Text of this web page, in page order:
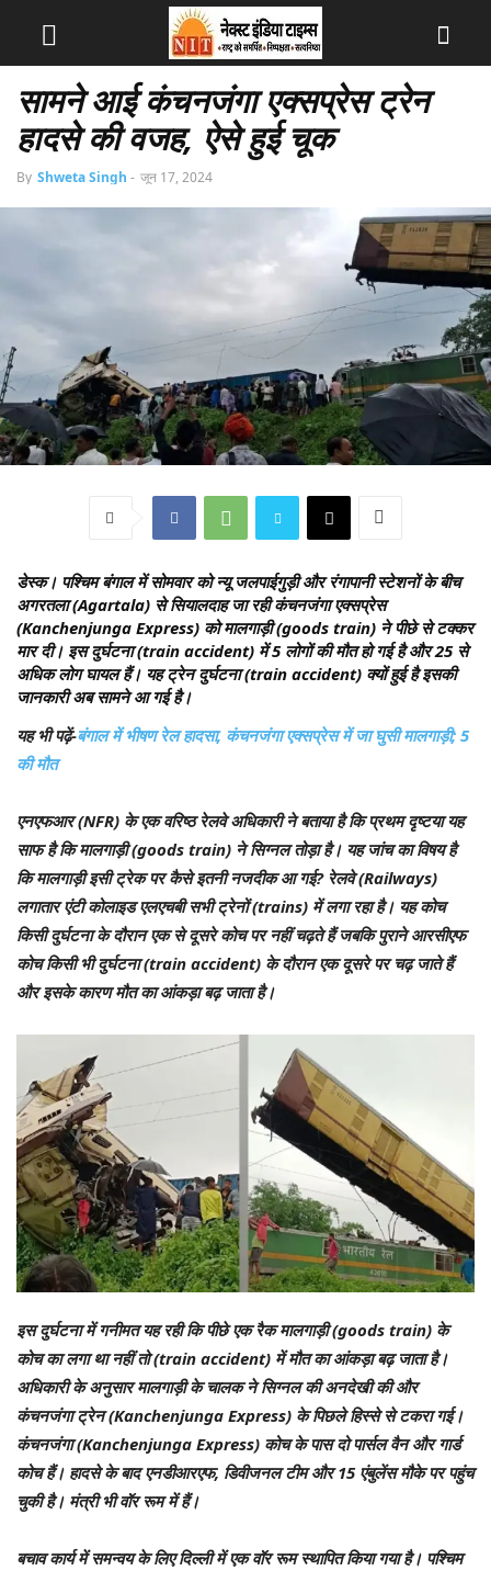
सामने आई कंचनजंगा एक्सप्रेस ट्रेन
हादसे की वजह, ऐसे हुई चूक
By Shweta Singh - जून 17, 2024
डेस्क। पश्चिम बंगाल में सोमवार को न्यू जलपाईगुड़ी और रंगापानी स्टेशनों के बीच
अगरतला (Agartala) से सियालदाह जा रही कंचनजंगा एक्सप्रेस
(Kanchenjunga Express) को मालगाड़ी (goods train) ने पीछे से टक्कर
मार दी। इस दुर्घटना (train accident) में 5 लोगों की मौत हो गई है और 25 से
अधिक लोग घायल हैं। यह ट्रेन दुर्घटना (train accident) क्यों हुई है इसकी
जानकारी अब सामने आ गई है।
यह भी पढ़ें-बंगाल में भीषण रेल हादसा, कंचनजंगा एक्सप्रेस में जा घुसी मालगाड़ी; 5
की मौत
एनएफआर (NFR) के एक वरिष्ठ रेलवे अधिकारी ने बताया है कि प्रथम दृष्टया यह
साफ है कि मालगाड़ी (goods train) ने सिग्नल तोड़ा है। यह जांच का विषय है
कि मालगाड़ी इसी ट्रेक पर कैसे इतनी नजदीक आ गई? रेलवे (Railways)
लगातार एंटी कोलाइड एलएचबी सभी ट्रेनों (trains) में लगा रहा है। यह कोच
किसी दुर्घटना के दौरान एक से दूसरे कोच पर नहीं चढ़ते हैं ज​बकि पुराने आरसीएफ
कोच किसी भी दुर्घटना (train accident) के दौरान एक दूसरे पर चढ़ जाते हैं
और इसके कारण मौत का आंकड़ा बढ़ जाता है।
इस दुर्घटना में गनीमत यह रही कि पीछे एक रैक मालगाड़ी (goods train) के
कोच का लगा था नहीं तो (train accident) में मौत का आंकड़ा बढ़ जाता है।
अधिकारी के अनुसार मालगाड़ी के चालक ने सिग्नल की अनदेखी की और
कंचनजंगा ट्रेन (Kanchenjunga Express) के पिछले हिस्से से टकरा गई।
कंचनजंगा (Kanchenjunga Express) कोच के पास दो पार्सल वैन और गार्ड
कोच हैं। हादसे के बाद एनडीआरएफ, डिवीजनल टीम और 15 एंबुलेंस मौके पर पहुंच
चुकी है। मंत्री भी वॉर रूम में हैं।
बचाव कार्य में समन्वय के लिए दिल्ली में एक वॉर रूम स्थापित किया गया है। पश्चिम